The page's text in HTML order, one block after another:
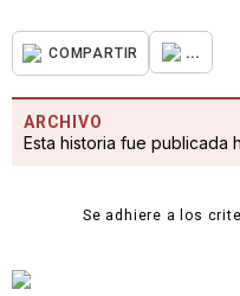
COMPARTIR ...
ARCHIVO
Esta historia fue publicada
Se adhiere a los